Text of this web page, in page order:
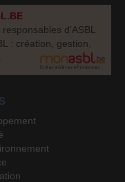
d’ASBL
: création, gestion,